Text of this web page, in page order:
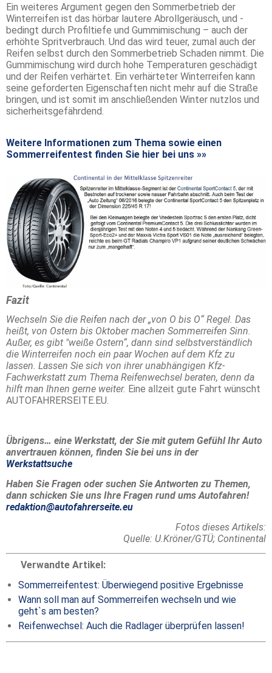
Ein weiteres Argument gegen den Sommerbetrieb der
Winterreifen ist das hörbar lautere Abrollgeräusch, und -
bedingt durch Profiltiefe und Gummimischung – auch der
erhöhte Spritverbrauch. Und das wird teuer, zumal auch der
Reifen selbst durch den Sommerbetrieb Schaden nimmt. Die
Gummimischung wird durch hohe Temperaturen geschädigt
und der Reifen verhärtet. Ein verhärteter Winterreifen kann
seine geforderten Eigenschaften nicht mehr auf die Straße
bringen, und ist somit im anschließenden Winter nutzlos und
sicherheitsgefährdend.
Weitere Informationen zum Thema sowie einen
Sommerreifentest finden Sie hier bei uns »»
Fazit
Wechseln Sie die Reifen nach der „von O bis O“ Regel. Das
heißt, von Ostern bis Oktober machen Sommerreifen Sinn.
Außer, es gibt "weiße Ostern“, dann sind selbstverständlich
die Winterreifen noch ein paar Wochen auf dem Kfz zu
lassen. Lassen Sie sich von ihrer unabhängigen Kfz-
Fachwerkstatt zum Thema Reifenwechsel beraten, denn da
hilft man Ihnen gerne weiter. Eine allzeit gute Fahrt wünscht
AUTOFAHRERSEITE.EU.
Übrigens… eine Werkstatt, der Sie mit gutem Gefühl Ihr Auto
anvertrauen können, finden Sie bei uns in der
Werkstattsuche
Haben Sie Fragen oder suchen Sie Antworten zu Themen,
dann schicken Sie uns Ihre Fragen rund ums Autofahren!
redaktion@autofahrerseite.eu
Fotos dieses Artikels:
Quelle: U.Kröner/GTÜ; Continental
Verwandte Artikel:
Sommerreifentest: Überwiegend positive Ergebnisse
Wann soll man auf Sommerreifen wechseln und wie
geht`s am besten?
Reifenwechsel: Auch die Radlager überprüfen lassen!